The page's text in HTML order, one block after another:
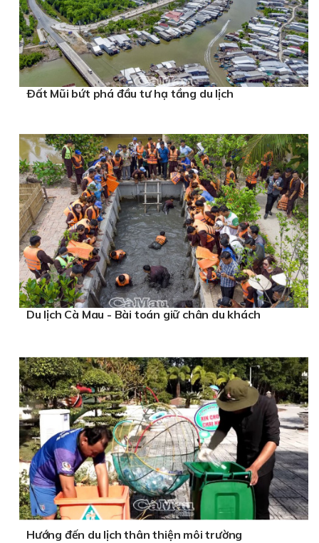
Ðất Mũi bứt phá đầu tư hạ tầng du lịch
Du lịch Cà Mau - Bài toán giữ chân du khách
Hướng đến du lịch thân thiện môi trường